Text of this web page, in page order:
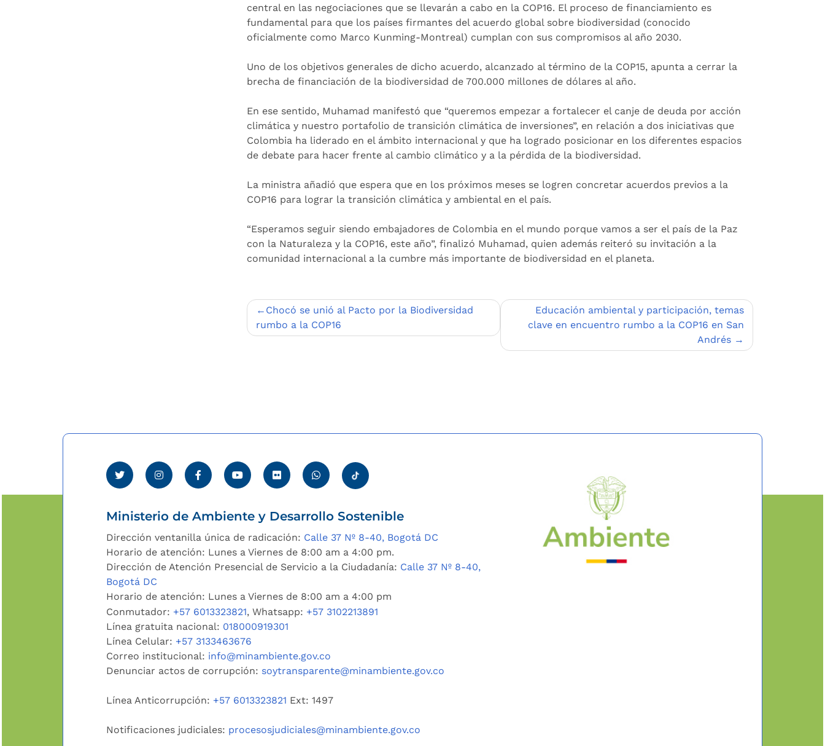
central en las negociaciones que se llevarán a cabo en la COP16. El proceso de financiamiento es
fundamental para que los países firmantes del acuerdo global sobre biodiversidad (conocido
oficialmente como Marco Kunming-Montreal) cumplan con sus compromisos al año 2030.
Uno de los objetivos generales de dicho acuerdo, alcanzado al término de la COP15, apunta a cerrar la
brecha de financiación de la biodiversidad de 700.000 millones de dólares al año.
En ese sentido, Muhamad manifestó que “queremos empezar a fortalecer el canje de deuda por acción
climática y nuestro portafolio de transición climática de inversiones”, en relación a dos iniciativas que
Colombia ha liderado en el ámbito internacional y que ha logrado posicionar en los diferentes espacios
de debate para hacer frente al cambio climático y a la pérdida de la biodiversidad.
La ministra añadió que espera que en los próximos meses se logren concretar acuerdos previos a la
COP16 para lograr la transición climática y ambiental en el país.
“Esperamos seguir siendo embajadores de Colombia en el mundo porque vamos a ser el país de la Paz
con la Naturaleza y la COP16, este año”, finalizó Muhamad, quien además reiteró su invitación a la
comunidad internacional a la cumbre más importante de biodiversidad en el planeta.
Navegación
de
Chocó se unió al Pacto por la Biodiversidad
rumbo a la COP16
Educación ambiental y participación, temas
clave en encuentro rumbo a la COP16 en San
Andrés
Ministerio de Ambiente y Desarrollo Sostenible
Dirección ventanilla única de radicación: Calle 37 Nº 8-40, Bogotá DC
Horario de atención: Lunes a Viernes de 8:00 am a 4:00 pm.
Dirección de Atención Presencial de Servicio a la Ciudadanía: Calle 37 Nº 8-40,
Bogotá DC
Horario de atención: Lunes a Viernes de 8:00 am a 4:00 pm
Conmutador: +57 6013323821, Whatsapp: +57 3102213891
Línea gratuita nacional: 018000919301
Línea Celular: +57 3133463676
Correo institucional: info@minambiente.gov.co
Denunciar actos de corrupción: soytransparente@minambiente.gov.co
Línea Anticorrupción: +57 6013323821 Ext: 1497
Notificaciones judiciales: procesosjudiciales@minambiente.gov.co